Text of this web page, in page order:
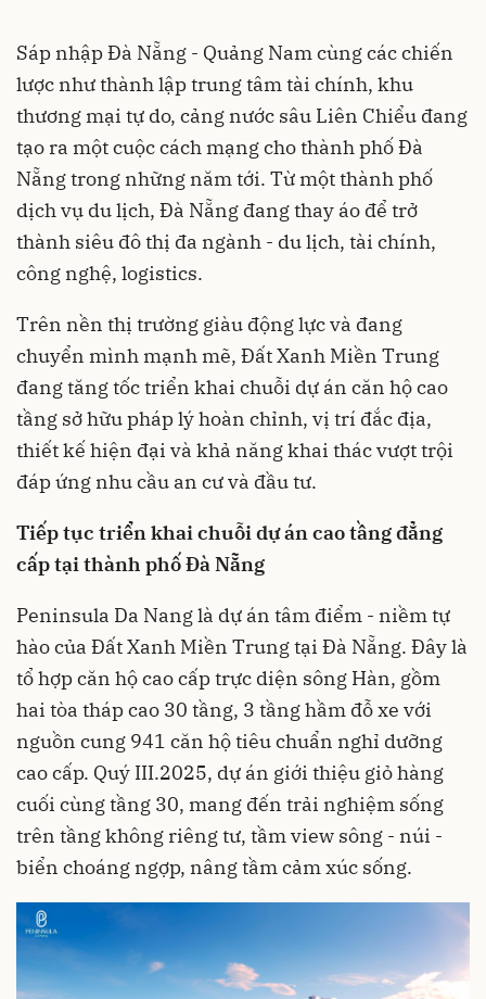
Sáp nhập Đà Nẵng - Quảng Nam cùng các chiến
lược như thành lập trung tâm tài chính, khu
thương mại tự do, cảng nước sâu Liên Chiểu đang
tạo ra một cuộc cách mạng cho thành phố Đà
Nẵng trong những năm tới. Từ một thành phố
dịch vụ du lịch, Đà Nẵng đang thay áo để trở
thành siêu đô thị đa ngành - du lịch, tài chính,
công nghệ, logistics.
Trên nền thị trường giàu động lực và đang
chuyển mình mạnh mẽ, Đất Xanh Miền Trung
đang tăng tốc triển khai chuỗi dự án căn hộ cao
tầng sở hữu pháp lý hoàn chỉnh, vị trí đắc địa,
thiết kế hiện đại và khả năng khai thác vượt trội
đáp ứng nhu cầu an cư và đầu tư.
Tiếp tục triển khai chuỗi dự án cao tầng đẳng
cấp tại thành phố Đà Nẵng
Peninsula Da Nanglà dự án tâm điểm - niềm tự
hào của Đất Xanh Miền Trung tại Đà Nẵng. Đây là
tổ hợp căn hộ cao cấp trực diện sông Hàn, gồm
hai tòa tháp cao 30 tầng, 3 tầng hầm đỗ xe với
nguồn cung 941 căn hộ tiêu chuẩn nghỉ dưỡng
cao cấp. Quý III.2025, dự án giới thiệu giỏ hàng
cuối cùng tầng 30, mang đến trải nghiệm sống
trên tầng không riêng tư, tầm view sông - núi -
biển choáng ngợp, nâng tầm cảm xúc sống.